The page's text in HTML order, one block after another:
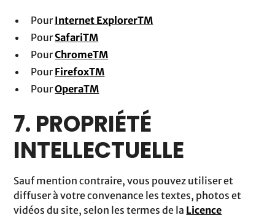
PourInternet ExplorerTM
PourSafariTM
PourChromeTM
PourFirefoxTM
PourOperaTM
7. PROPRIÉTÉ
INTELLECTUELLE
Sauf mention contraire, vous pouvez utiliser et
diffuser à votre convenance les textes, photos et
vidéos du site, selon les termes de la Licence